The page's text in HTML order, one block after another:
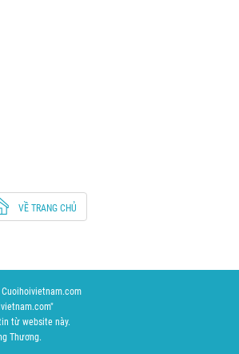
VỀ TRANG CHỦ
Cuoihoivietnam.com
từ website này.
Thương.